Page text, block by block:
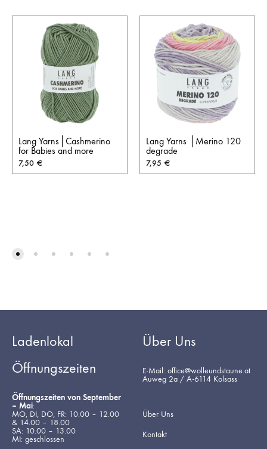
Lang Yarns│Cashmerino
for Babies and more
7,50 €
Lang Yarns │Merino 120
degrade
7,95 €
Ladenlokal
Öffnungszeiten
Öffnungszeiten von September
– Mai:
MO, DI, DO, FR: 10.00 – 12.00
& 14.00 – 18.00
SA: 10.00 – 13.00
MI: geschlossen
Über Uns
E-Mail: office@wolleundstaune.at
Auweg 2a / A-6114 Kolsass
Über Uns
Kontakt